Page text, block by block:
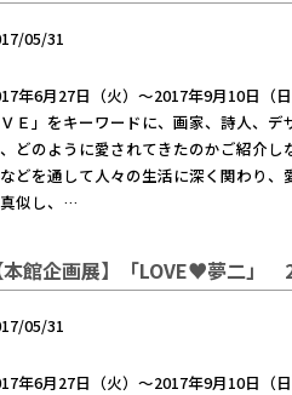
05/31
年6月27日（火）～2017年9月10日（
Ｅ」をキーワードに、画家、詩人、
どのように愛されてきたのかご紹介
どを通して人々の生活に深く関わり
似し、…
本館企画展】「LOVE♥夢二」
05/31
年6月27日（火）～2017年9月10日（